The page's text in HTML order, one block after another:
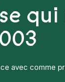
avec comme